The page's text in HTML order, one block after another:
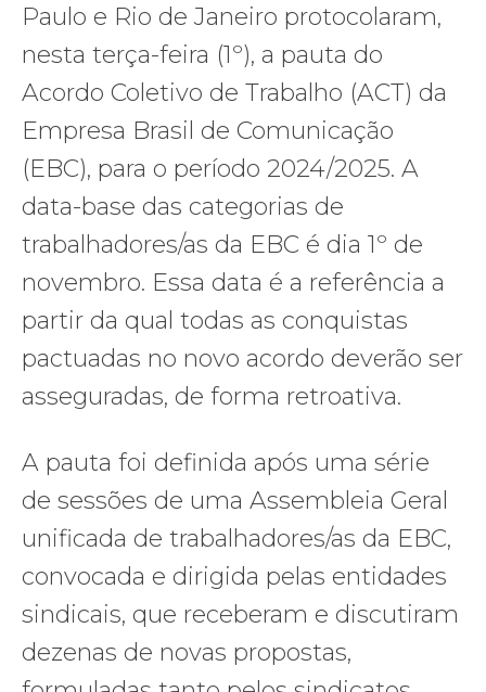
Paulo e Rio de Janeiro protocolaram,
nesta terça-feira (1º), a pauta do
Acordo Coletivo de Trabalho (ACT) da
Empresa Brasil de Comunicação
(EBC), para o período 2024/2025. A
data-base das categorias de
trabalhadores/as da EBC é dia 1º de
novembro. Essa data é a referência a
partir da qual todas as conquistas
pactuadas no novo acordo deverão ser
asseguradas, de forma retroativa.
A pauta foi definida após uma série
de sessões de uma Assembleia Geral
unificada de trabalhadores/as da EBC,
convocada e dirigida pelas entidades
sindicais, que receberam e discutiram
dezenas de novas propostas,